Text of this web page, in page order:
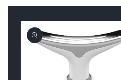
directamente
a la
información
del producto